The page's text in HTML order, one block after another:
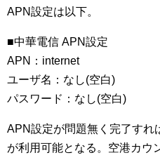
APN設定は以下。
■中華電信 APN設定
APN：internet
ユーザ名：なし(空白)
パスワード：なし(空白)
APN設定が問題無く完了すれ
が利用可能となる。空港カウ